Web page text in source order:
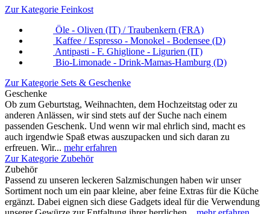
Zur Kategorie Feinkost
Öle - Oliven (IT) / Traubenkern (FRA)
Kaffee / Espresso - Monokel - Bodensee (D)
Antipasti - F. Ghiglione - Ligurien (IT)
Bio-Limonade - Drink-Mamas-Hamburg (D)
Zur Kategorie Sets & Geschenke
Geschenke
Ob zum Geburtstag, Weihnachten, dem Hochzeitstag oder zu
anderen Anlässen, wir sind stets auf der Suche nach einem
passenden Geschenk. Und wenn wir mal ehrlich sind, macht es
auch irgendwie Spaß etwas auszupacken und sich daran zu
erfreuen. Wir... mehr erfahren
Zur Kategorie Zubehör
Zubehör
Passend zu unseren leckeren Salzmischungen haben wir unser
Sortiment noch um ein paar kleine, aber feine Extras für die Küche
ergänzt. Dabei eignen sich diese Gadgets ideal für die Verwendung